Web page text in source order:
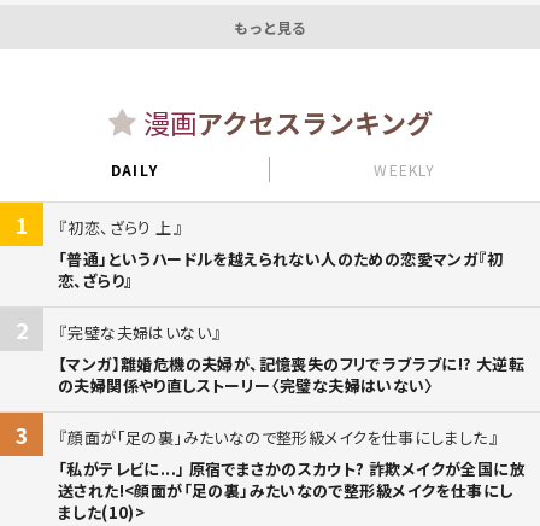
もっと見る
漫画アクセスランキング
DAILY WEEKLY
1
初恋、ざらり 上
「普通」というハードルを越えられない人のための恋愛マンガ『初
恋、ざらり』
2
完璧な夫婦はいない
【マンガ】離婚危機の夫婦が、記憶喪失のフリでラブラブに!? 大逆転
の夫婦関係やり直しストーリー〈完璧な夫婦はいない〉
3
顔面が「足の裏」みたいなので整形級メイクを仕事にしました
「私がテレビに...」 原宿でまさかのスカウト? 詐欺メイクが全国に放
送された!<顔面が「足の裏」みたいなので整形級メイクを仕事にし
ました(10)>